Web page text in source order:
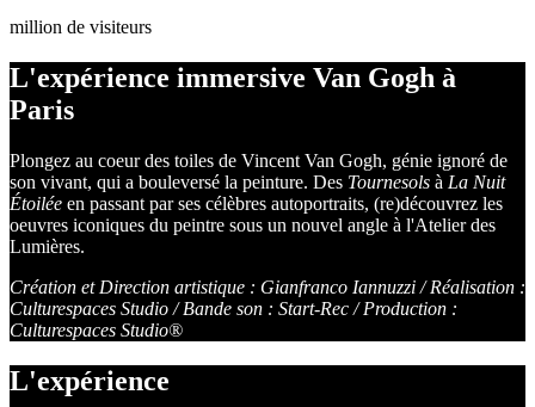
million de visiteurs
L'expérience immersive Van Gogh à
Paris
Plongez au coeur des toiles de Vincent Van Gogh, génie ignoré de
son vivant, qui a bouleversé la peinture. Des Tournesols à La Nuit
Étoilée en passant par ses célèbres autoportraits, (re)découvrez les
oeuvres iconiques du peintre sous un nouvel angle à l'Atelier des
Lumières.
Création et Direction artistique : Gianfranco Iannuzzi / Réalisation :
Culturespaces Studio / Bande son : Start-Rec / Production :
Culturespaces Studio®
L'expérience